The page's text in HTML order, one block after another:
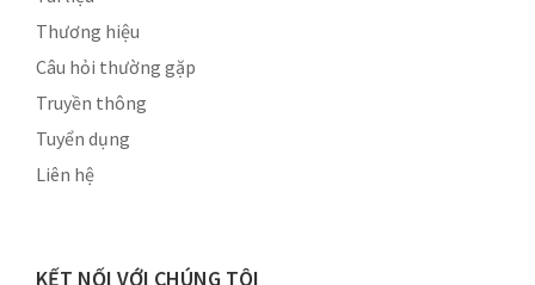
Thương hiệu
Câu hỏi thường gặp
Truyền thông
Tuyển dụng
Liên hệ
KẾT NỐI VỚI CHÚNG TÔI